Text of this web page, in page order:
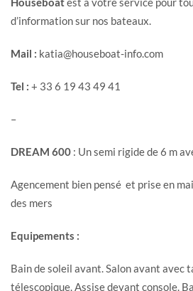
d’information sur nos bateaux.
Mail : katia@houseboat-info.com
Tel : + 33 6 19 43 49 41
–
DREAM 600 : Un semi rigide de 6 m
Agencement bien pensé et prise en
des mers
Equipements :
Bain de soleil avant. Salon avant avec
télescopique. Assise devant console.